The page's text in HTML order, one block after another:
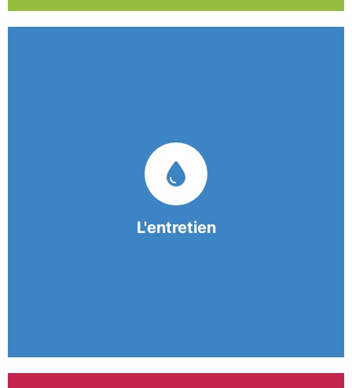
L'entretien
garantissent une prestation de nettoyage de
qualité.